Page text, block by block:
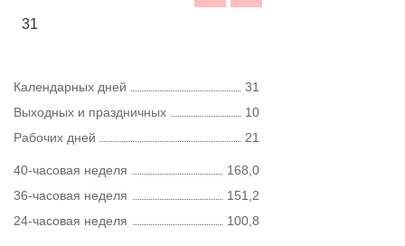
31
Календарных дней
31
Выходных и праздничных
10
Рабочих дней
21
40-часовая неделя
168,0
36-часовая неделя
151,2
24-часовая неделя
100,8